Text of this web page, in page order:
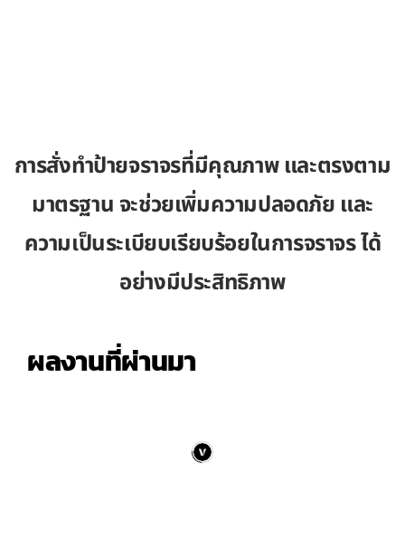
การสั่งทำป้ายจราจรที่มีคุณภาพ และตรงตาม
มาตรฐาน จะช่วยเพิ่มความปลอดภัย และ
ความเป็นระเบียบเรียบร้อยในการจราจร ได้
อย่างมีประสิทธิภาพ
ผลงานที่ผ่านมา